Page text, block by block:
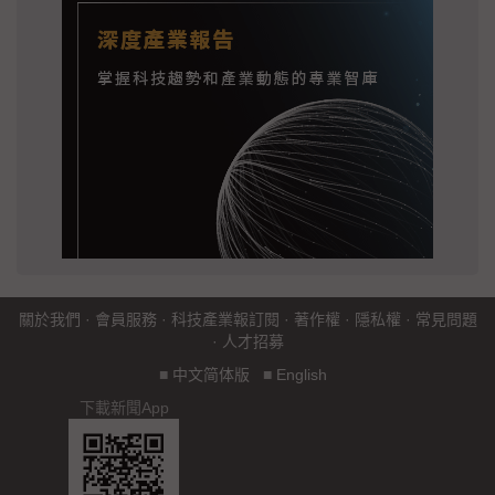
關於我們 · 會員服務 · 科技產業報訂閱 · 著作權 · 隱私權 · 常見問題
· 人才招募
■ 中文简体版 ■ English
下載新聞App